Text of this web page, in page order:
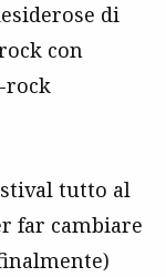
di
con
rock
tutto al
far cambiare